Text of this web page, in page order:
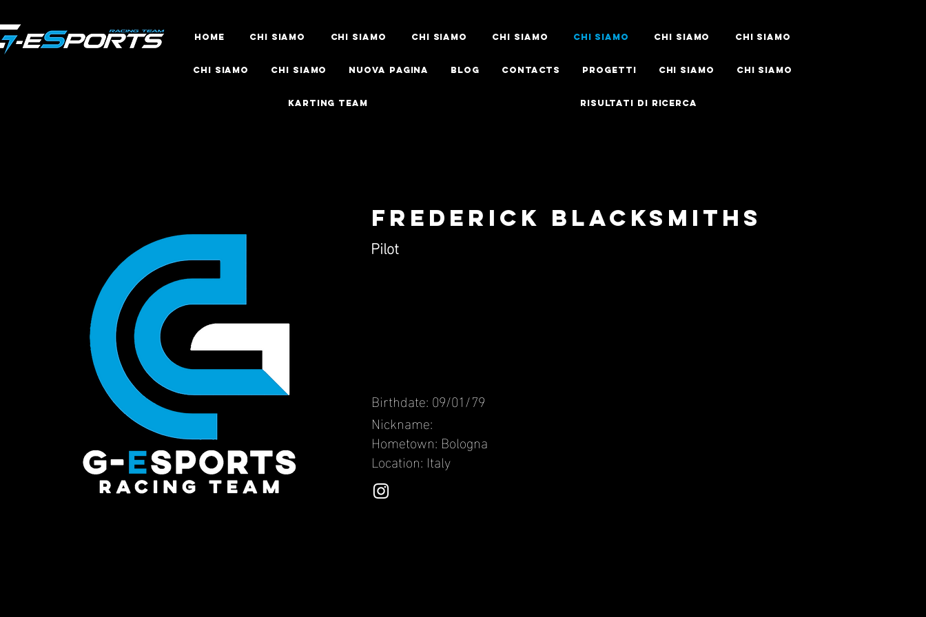
HOME Chi siamo Chi siamo Chi siamo Chi siamo Chi siamo Chi siamo Chi siamo
Chi siamo Chi siamo Nuova pagina Blog CONTACTS Progetti Chi siamo Chi siamo
KARTING TEAM Risultati di ricerca
Frederick blacksmiths
Pilot
Birthdate: 09/01/79
Nickname:
Hometown: Bologna
Location: Italy